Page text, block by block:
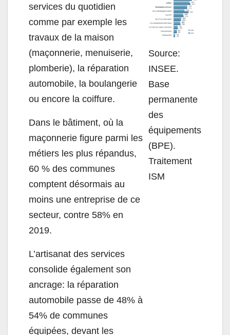
services du quotidien
comme par exemple les
travaux de la maison
(maçonnerie, menuiserie,
plomberie), la réparation
automobile, la boulangerie
ou encore la coiffure.
Dans le bâtiment, où la
maçonnerie figure parmi les
métiers les plus répandus,
60 % des communes
comptent désormais au
moins une entreprise de ce
secteur, contre 58% en
2019.
L’artisanat des services
consolide également son
ancrage: la réparation
automobile passe de 48% à
54% de communes
équipées, devant les
Source:
INSEE.
Base
permanente
des
équipements
(BPE).
Traitement
ISM